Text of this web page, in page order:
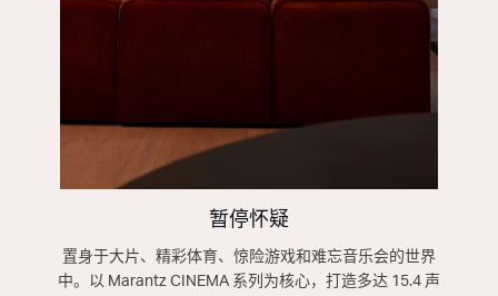
暂停怀疑
置身于大片、精彩体育、惊险游戏和难忘音乐会的世界
中。以 Marantz CINEMA 系列为核心，打造多达 15.4 声